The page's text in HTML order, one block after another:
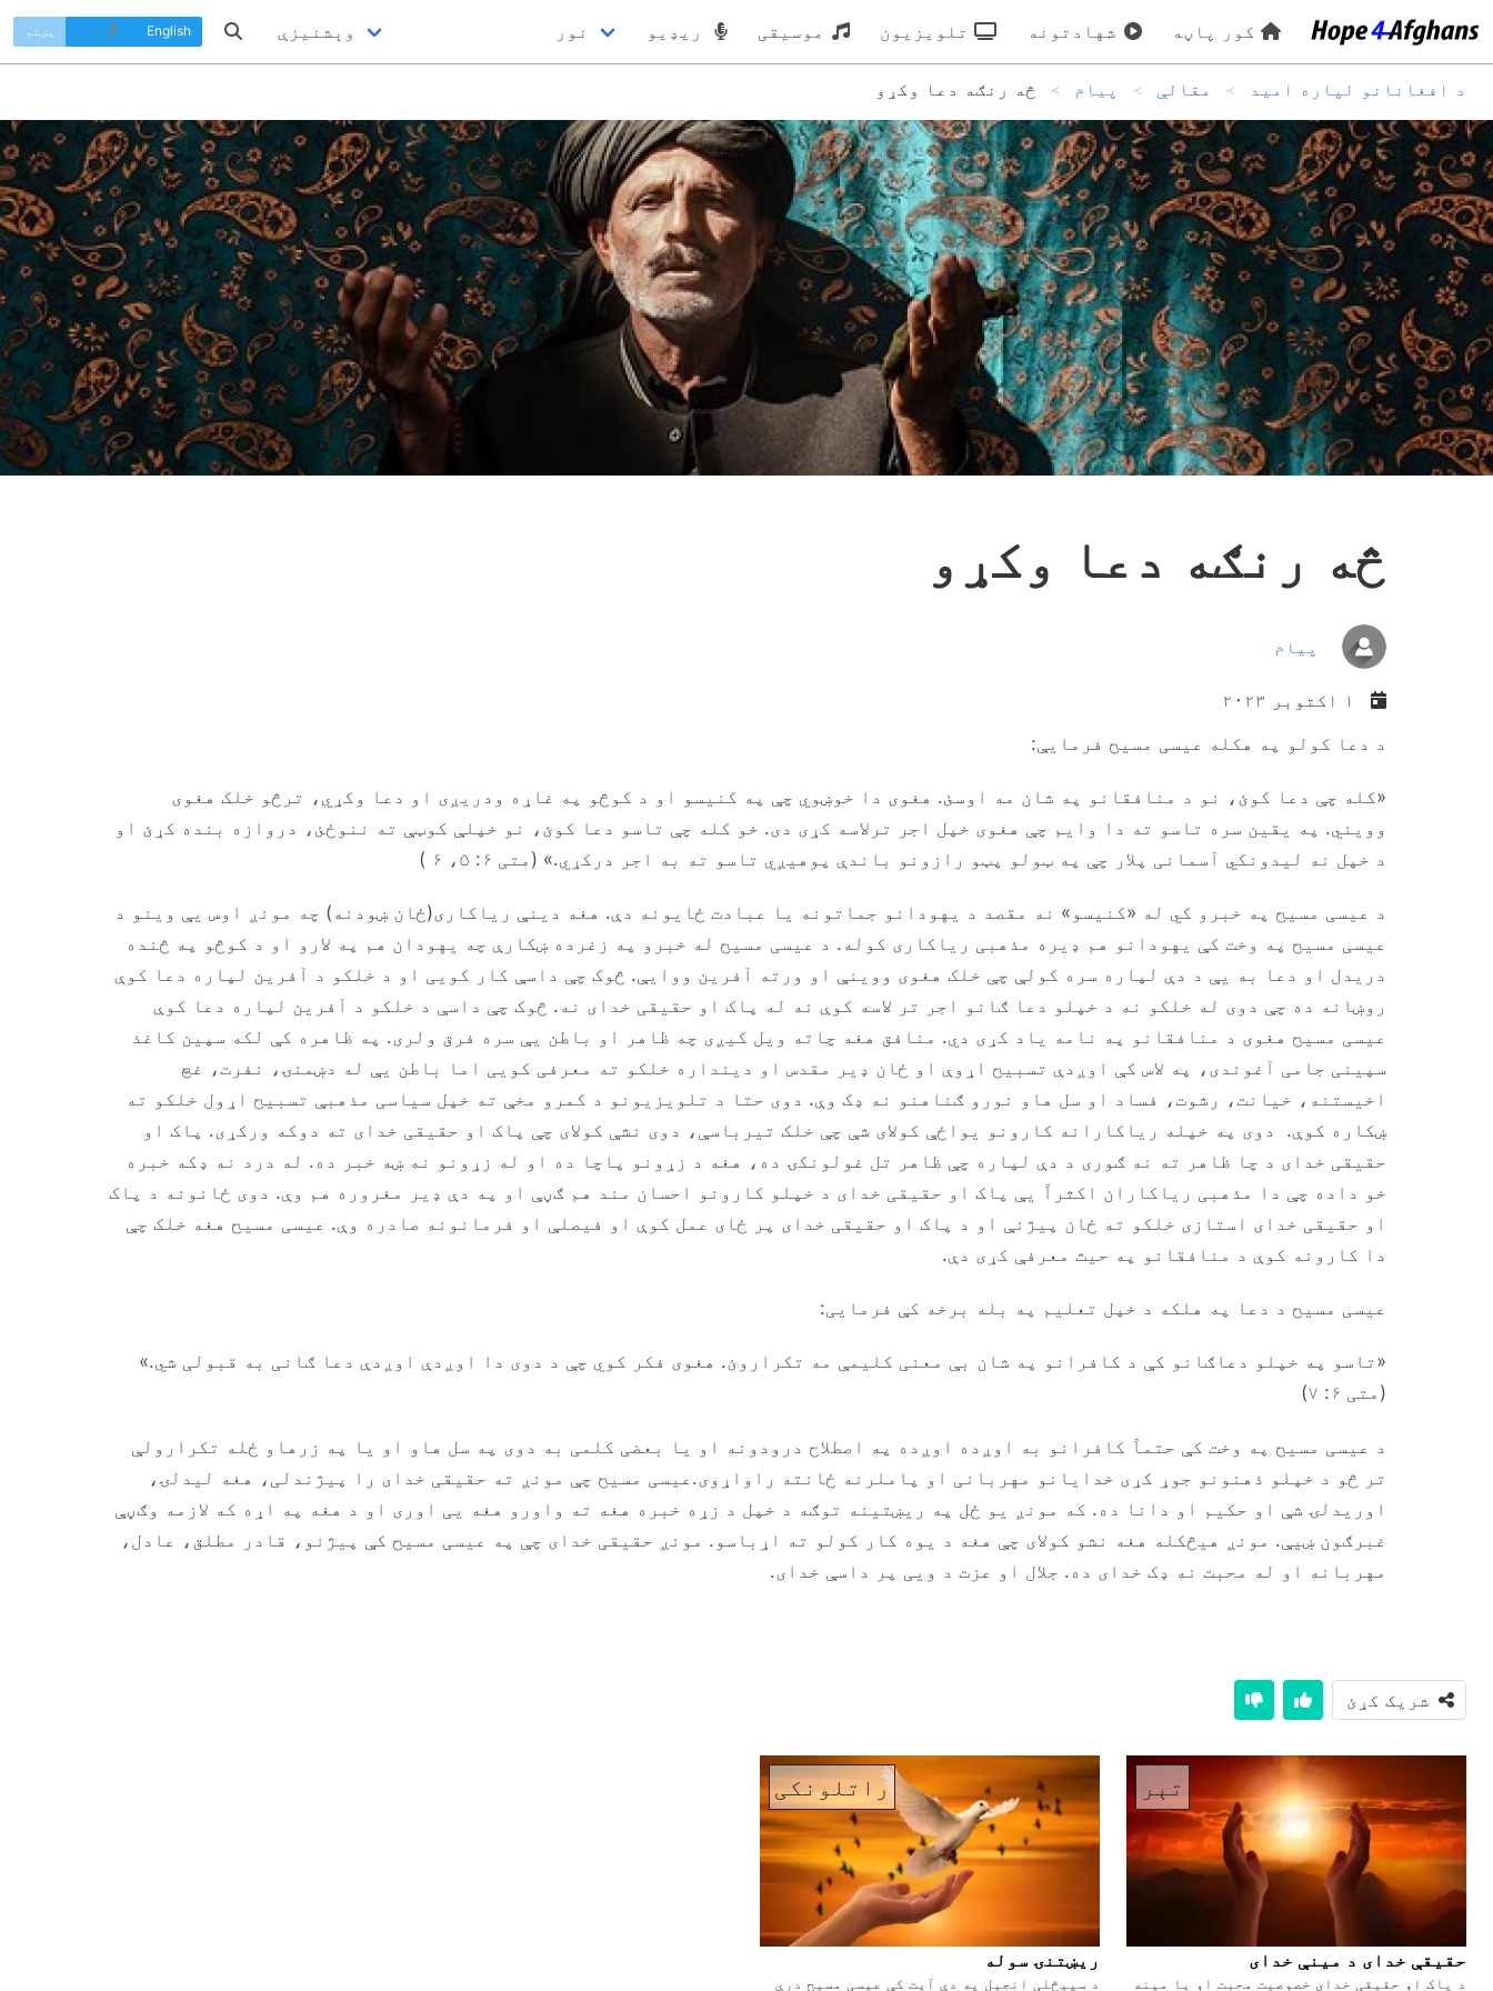
کور پاڼه شهادتونه تلویزیون موسیقی ریډیو نور وېشنيزې English دری پښتو
د افغانانو لپاره امید مقالې پیام څه رنګه دعا وکړو
څه رنګه دعا وکړو
پیام
د دعا کولو په هکله عیسی مسیح فرمایې:
«کله چې دعا کوئ، نو د منافقانو په شان مه اوسئ. هغوی دا خوښوي چې په کنیسو او د کوڅو په غاړه ودریږی او دعا وکړي، ترڅو خلک هغوی
وویني. په یقین سره تاسو ته دا وایم چې هغوی خپل اجر ترلاسه کړی دی. خو کله چې تاسو دعا کوئ، نو خپلې کوټې ته ننوځئ، دروازه بنده کړئ او
د خپل نه لیدونکي آسمانی پلار چې په ټولو پټو رازونو باند‎ې پوهیږي تاسو ته به اجر درکړي.» (متی ۶: ۵، ۶ )
د عیسی مسیح په خبرو کي له «کنیسو» نه مقصد د یهودانو جماتونه یا عبادت ځایونه دې. هغه دینې ریاکاری(ځان ښودنه) چه مونږ اوس یې وینو د
عیسی مسیح په وخت کې یهودانو هم ډیره مذهبی ریاکاری کوله. د عیسی مسیح له خبرو په زغرده ښکارې چه یهودان هم په لارو او د کوڅو په څنده
دریدل او دعا به یې د دې لپاره سره کولې چې خلک هغوی ووینې او ورته آفرین ووایې. څوک چې داسې کار کویی او د خلکو د آفرین لپاره دعا کوې
روښانه ده چې دوی له خلکو نه د خپلو دعا ګانو اجر تر لاسه کوې نه له پاک او حقیقی خدای نه. څوک چې داسې د خلکو د آفرین لپاره دعا کوې
عیسی مسیح هغوی د منافقانو په نامه یاد کړی دي. منافق هغه چاته ویل کیږی چه ظاهر او باطن یې سره فرق ولری. په ظاهره کې لکه سپین کاغذ
سپینی جامی آغوندی، په لاس کې اوږدې تسبیح اړوې او ځان ډیر مقدس او دینداره خلکو ته معرفی کویی اما باطن یې له دښمنۍ، نفرت، غچ
اخیستنه، خیانت، رشوت، فساد او سل هاو نورو ګناهنو نه ډک وې. دوی حتا د تلویزیونو د کمرو مخې ته خپل سیاسی مذهبې تسبیح اړول خلکو ته
ښکاره کوې. دوی په خپله ریاکارانه کارونو یواځې کولای شې چې خلک تیرباسې، دوی نشې کولای چې پاک او حقیقی خدای ته دوکه ورکړی. پاک او
حقیقی خدای د چا ظاهر ته نه ګوری د دې لپاره چې ظاهر تل غولونکۍ ده، هغه د زړونو پاچا ده او له زړونو نه ښه خبر ده. له درد نه ډکه خبره
خو داده چې دا مذهبی ریاکاران اکثراً یې پاک او حقیقی خدای د خپلو کارونو احسان مند هم ګڼې او په دې ډیر مغروره هم وې. دوی ځانونه د پاک
او حقیقی خدای استازی خلکو ته ځان پیژنې او د پاک او حقیقی خدای پر ځای عمل کوې او فیصلې او فرمانونه صادره وې. عیسی مسیح هغه خلک چې
دا کارونه کوې د منافقانو په حیث معرفې کړی دې.
عیسی مسیح د دعا په هلکه د خپل تعلیم په بله برخه کې فرمایی:
«تاسو په خپلو دعاګانو کې د کافرانو په شان بې معنی کلیمې مه تکراروئ. هغوی فکر کوي چې د دوی دا اوږدې اوږدې دعا ګانی به قبولی شي.»
(متی ۶: ۷)
د عیسی مسیح په وخت کې حتماً کافرانو به اوږده اوږده په اصطلاح درودونه او یا بعضی کلمی به دوی په سل هاو او یا په زرهاو ځله تکرارولې
تر څو د خپلو ذهنونو جوړ کړی خدایانو مهربانی او پاملرنه ځانته راواړوی.عیسی مسیح چې مونږ ته حقیقی خدای را پیژندلی، هغه لیدلۍ،
اوریدلۍ شې او حکیم او دانا ده. که مونږ یو ځل په ریښتینه توګه د خپل د زړه خبره هغه ته واورو هغه یی اوری او د هغه په اړه که لازمه وګڼې
غبرګون ښیې. مونږ هیڅکله هغه نشو کولای چې هغه د یوه کار کولو ته اړباسو. مونږ حقیقی خدای چې په عیسی مسیح کې پیژنو، قادر مطلق، عادل،
مهربانه او له محبت نه ډک خدای ده. جلال او عزت د ویی پر داسې خدای.
شریک کړئ
تېر
حقیقې خدای د مینې خدای
د پاک او حقیقی خدای خصوصیت محبت او یا مینه
راتلونکی
ریښتنۍ سوله
د سپیڅلی انجیل په دې آیت کې عیسی مسیح درې